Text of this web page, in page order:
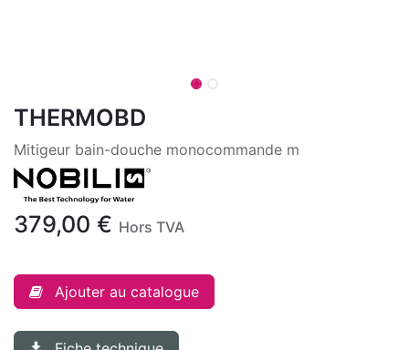
THERMOBD
Mitigeur bain-douche monocommande m
379,00 € Hors TVA
Ajouter au catalogue